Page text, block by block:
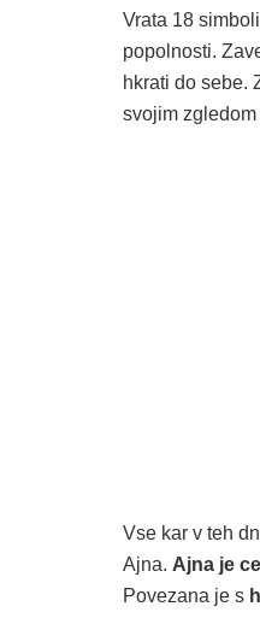
Vrata 18
popolnosti.
hkrati do sebe.
svojim
Vse kar v teh
Ajna. Ajna je
Povezana je s